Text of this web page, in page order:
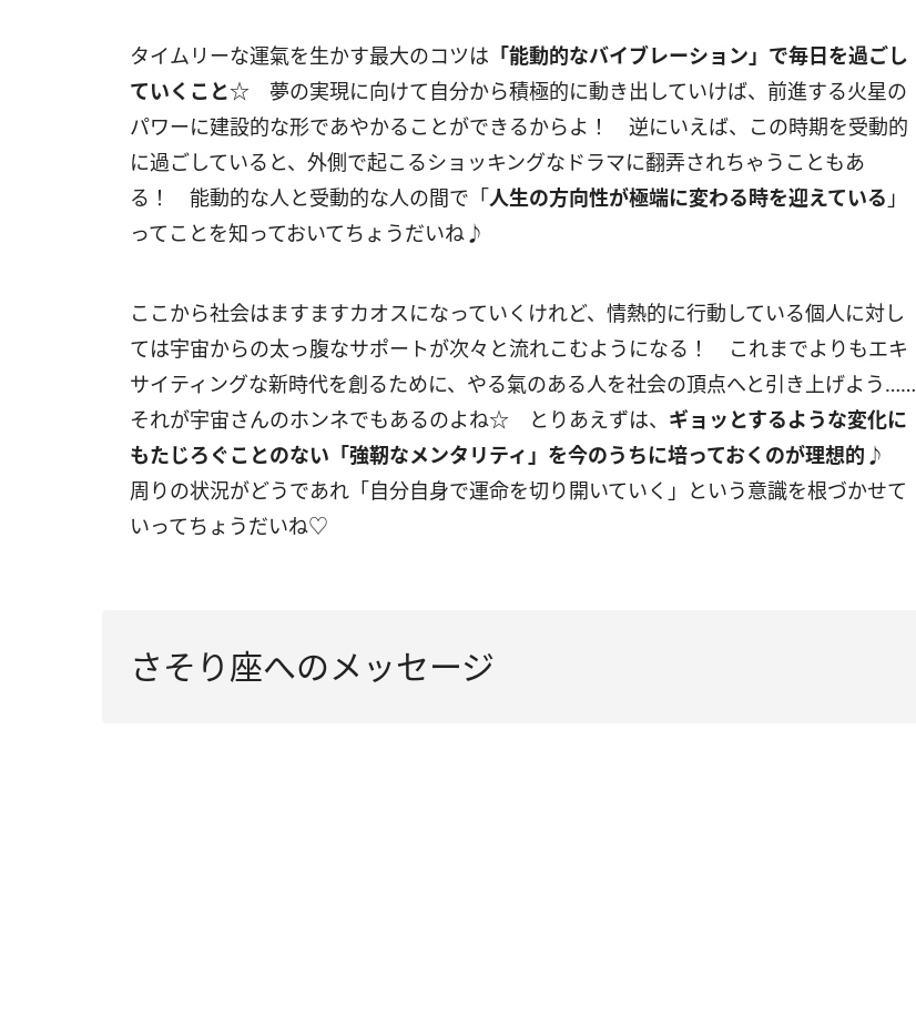
タイムリーな運氣を生かす最大のコツは 「能動的なバイブレーション」で毎日を過ごし
ていくこと☆ 夢の実現に向けて自分から積極的に動き出していけば、前進する火星の
パワーに建設的な形であやかることができるからよ！ 逆にいえば、この時期を受動的
に過ごしていると、外側で起こるショッキングなドラマに翻弄されちゃうこともあ
る！ 能動的な人と受動的な人の間で「人生の方向性が極端に変わる時を迎えている 」
ってことを知っておいてちょうだいね♪
ここから社会はますますカオスになっていくけれど、情熱的に行動している個人に対し
ては宇宙からの太っ腹なサポートが次々と流れこむようになる！ これまでよりもエキ
サイティングな新時代を創るために、やる氣のある人を社会の頂点へと引き上げよう……
それが宇宙さんのホンネでもあるのよね☆ とりあえずは、 ギョッとするような変化に
もたじろぐことのない「強靭なメンタリティ」を今のうちに培っておくのが理想的 ♪
周りの状況がどうであれ「自分自身で運命を切り開いていく」という意識を根づかせて
いってちょうだいね♡
さそり座へのメッセージ